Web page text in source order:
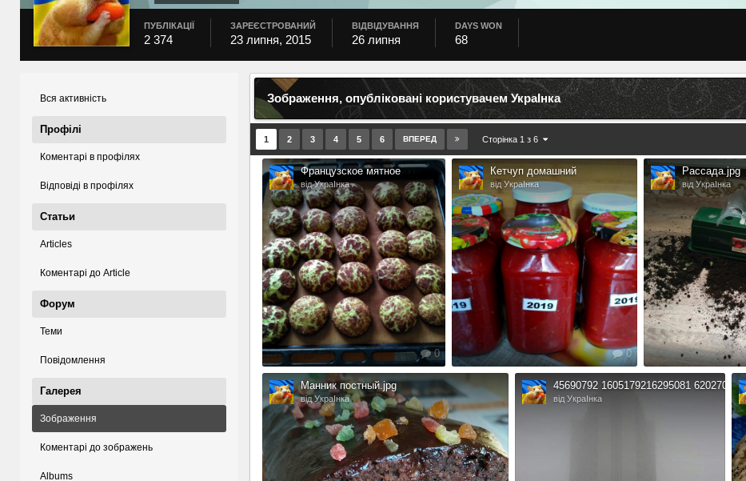
ПУБЛІКАЦІЇ
2 374
ЗАРЕЄСТРОВАНИЙ
23 липня, 2015
ВІДВІДУВАННЯ
26 липня
DAYS WON
68
Вся активність
Профілі
Коментарі в профілях
Відповіді в профілях
Статьи
Articles
Коментарі до Article
Форум
Теми
Повідомлення
Галерея
Зображення
Коментарі до зображень
Albums
Зображення, опубліковані користувачем УкраІнка
1 2 3 4 5 6 ВПЕРЕД Сторінка 1 з 6
Французское мятное
від УкраІнка
0
Кетчуп домашний
від УкраІнка
0
Рассада.jpg
від УкраІнка
Манник постный.jpg
від УкраІнка
45690792 1605179216295081
від УкраІнка